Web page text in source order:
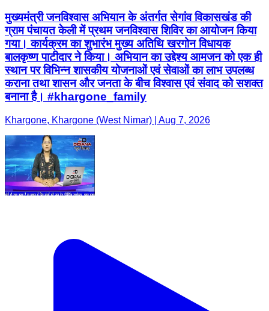
मुख्यमंत्री जनविश्वास अभियान के अंतर्गत सेगांव विकासखंड की
ग्राम पंचायत केली में प्रथम जनविश्वास शिविर का आयोजन किया
गया। कार्यक्रम का शुभारंभ मुख्य अतिथि खरगोन विधायक
बालकृष्ण पाटीदार ने किया। अभियान का उद्देश्य आमजन को एक ही
स्थान पर विभिन्न शासकीय योजनाओं एवं सेवाओं का लाभ उपलब्ध
कराना तथा शासन और जनता के बीच विश्वास एवं संवाद को सशक्त
बनाना है। #khargone_family
Khargone, Khargone (West Nimar) | Aug 7, 2026